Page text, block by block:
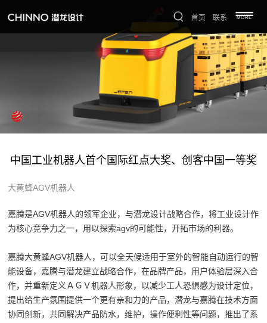
首页 联系 MORE
中国工业机器人首个国际红点大奖、创客中国一等奖
大黄蜂AGV机器人
嘉腾是AGV机器人的领军企业，与潜龙设计战略合作，将工业设计作
为核心竞争力之一，用以探索agv的可能性，开拓市场的利器。
嘉腾大黄蜂AGV机器人，可以全天候适用于室外的智能自动运行的智
能设备，嘉腾与潜龙建立战略合作，在品牌产品，用户体验层深入合
作，并重新定义ＡＧＶ机器人形象，以减少工人恐惧感为设计定位，
提出给生产氛围提供一个更有亲和力的产品，潜龙与嘉腾在技术方面
协同创新，共同解决产品防水，维护，操作便利性等问题，推出了系